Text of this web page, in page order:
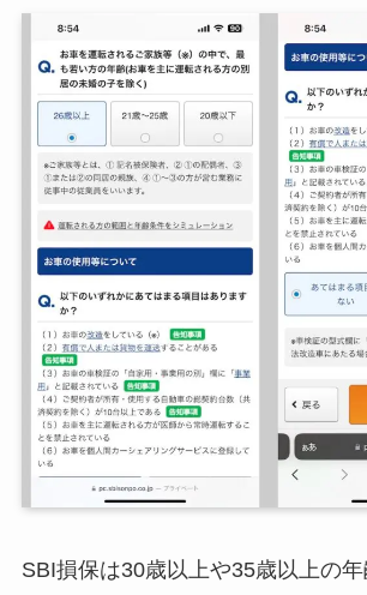
SBI損保は30歳以上や35歳以上の年